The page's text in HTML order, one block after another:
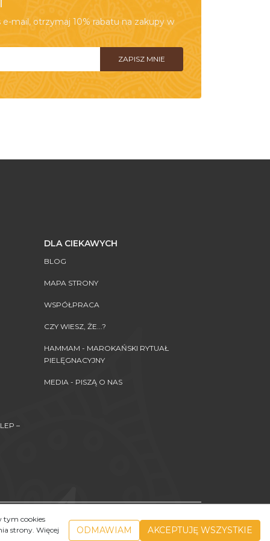
mail, otrzymaj 10% rabatu na zakupy w
–
DLA CIEKAWYCH
BLOG
MAPA STRONY
WSPÓŁPRACA
CZY WIESZ, ŻE...?
HAMMAM - MAROKAŃSKI RYTUAŁ
PIELĘGNACYJNY
MEDIA - PISZĄ O NAS
naruszenia stanowią czyny niedozwolone i będą
nieuczciwej konkurencji oraz art. 116 i nast. Ustawy
tym cookies
strony. Więcej
ODMAWIAM AKCEPTUJĘ WSZYSTKIE